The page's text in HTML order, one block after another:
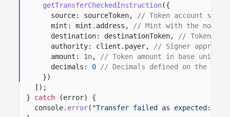
getTransferCheckedInstruction({
source: sourceToken,
// Token account
mint: mint.address,
// Mint with the non-
destination: destinationToken,
// Token
authority: client.payer,
// Signer
amount:
1n,
// Token amount in base units.
decimals:
0
// Decimals defined on the
})
]);
}
catch
(error) {
console. error( "Transfer failed as expected:"